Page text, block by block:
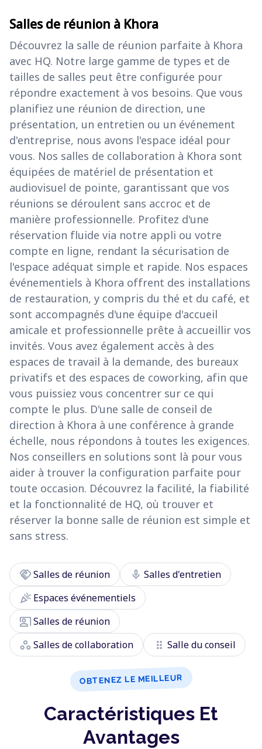
Salles de réunion à Khora
Découvrez la salle de réunion parfaite à Khora
avec HQ. Notre large gamme de types et de
tailles de salles peut être configurée pour
répondre exactement à vos besoins. Que vous
planifiez une réunion de direction, une
présentation, un entretien ou un événement
d'entreprise, nous avons l'espace idéal pour
vous. Nos salles de collaboration à Khora sont
équipées de matériel de présentation et
audiovisuel de pointe, garantissant que vos
réunions se déroulent sans accroc et de
manière professionnelle. Profitez d'une
réservation fluide via notre appli ou votre
compte en ligne, rendant la sécurisation de
l'espace adéquat simple et rapide. Nos espaces
événementiels à Khora offrent des installations
de restauration, y compris du thé et du café, et
sont accompagnés d'une équipe d'accueil
amicale et professionnelle prête à accueillir vos
invités. Vous avez également accès à des
espaces de travail à la demande, des bureaux
privatifs et des espaces de coworking, afin que
vous puissiez vous concentrer sur ce qui
compte le plus. D'une salle de conseil de
direction à Khora à une conférence à grande
échelle, nous répondons à toutes les exigences.
Nos conseillers en solutions sont là pour vous
aider à trouver la configuration parfaite pour
toute occasion. Découvrez la facilité, la fiabilité
et la fonctionnalité de HQ, où trouver et
réserver la bonne salle de réunion est simple et
sans stress.
handshakeSalles de réunion mic Salles d'entretien
celebrationEspaces événementiels
co_presentSalles de réunion
workspaces Salles de collaboration drag_indicator Salle du conseil
OBTENEZ LE MEILLEUR
Caractéristiques Et
Avantages